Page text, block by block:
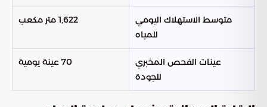
متوسط الاستهلاك اليومي
للمياه
1,622 متر مكعب
عينات الفحص المخبري
للجودة
70 عينة يومية